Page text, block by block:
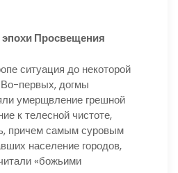
Просвещения
ситуация до некоторой
первых, догмы
умерщвление грешной
к телесной чистоте,
причем самым суровым
население городов,
«божьими